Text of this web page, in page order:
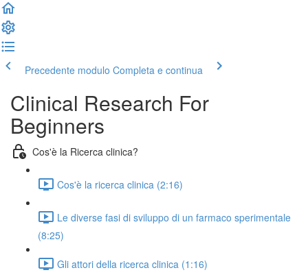
Precedente modulo Completa e continua
Clinical Research For
Beginners
Cos'è la Ricerca clinica?
Cos'è la ricerca clinica (2:16)
Le diverse fasi di sviluppo di un farmaco sperimentale
(8:25)
Gli attori della ricerca clinica (1:16)